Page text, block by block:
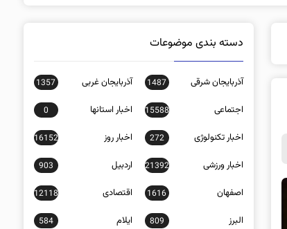
دسته بندی موضوعات
آذربایجان شرقی 1487 آذربایجان غربی 1357
اجتماعی 15588 اخبار استانها 0
اخبار تکنولوژی 272 اخبار روز 16152
اخبار ورزشی 21392 اردبیل 903
اصفهان 1616 اقتصادی 12118
البرز 809 ایلام 584